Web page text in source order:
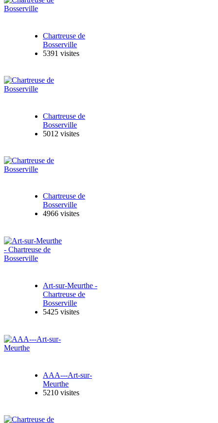
Chartreuse de
Bosserville
5391 visites
Chartreuse de
Bosserville
5012 visites
Chartreuse de
Bosserville
4966 visites
Art-sur-Meurthe -
Chartreuse de
Bosserville
5425 visites
AAA---Art-sur-
Meurthe
5210 visites